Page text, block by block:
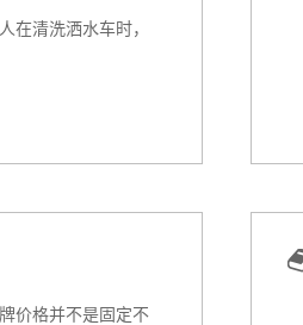
在清洗洒水车时，
价格并不是固定不